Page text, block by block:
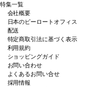
特集一覧
会社概要
日本のピーロートオフィス
配送
特定商取引法に基づく表示
利用規約
ショッピングガイド
お問い合わせ
よくあるお問い合せ
採用情報